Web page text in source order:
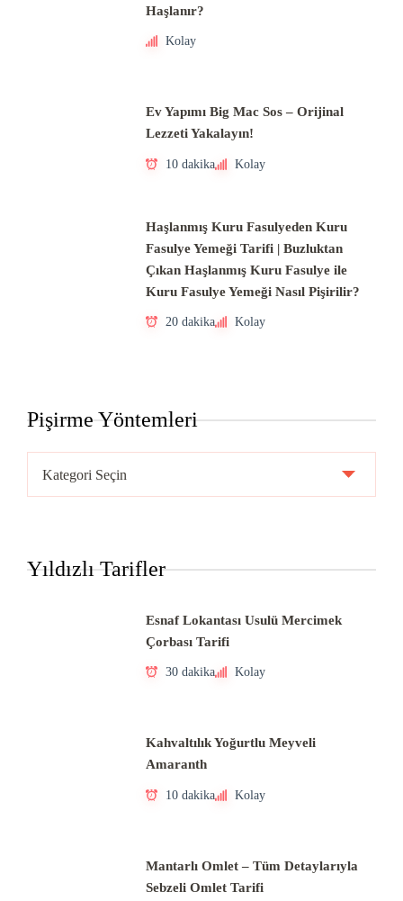
Haşlanır?
Kolay
Ev Yapımı Big Mac Sos – Orijinal
Lezzeti Yakalayın!
10 dakika Kolay
Haşlanmış Kuru Fasulyeden Kuru
Fasulye Yemeği Tarifi | Buzluktan
Çıkan Haşlanmış Kuru Fasulye ile
Kuru Fasulye Yemeği Nasıl Pişirilir?
20 dakika Kolay
Pişirme Yöntemleri
Yöntemleri
Yıldızlı Tarifler
Esnaf Lokantası Usulü Mercimek
Çorbası Tarifi
30 dakika Kolay
Kahvaltılık Yoğurtlu Meyveli
Amaranth
10 dakika Kolay
Mantarlı Omlet – Tüm Detaylarıyla
Sebzeli Omlet Tarifi